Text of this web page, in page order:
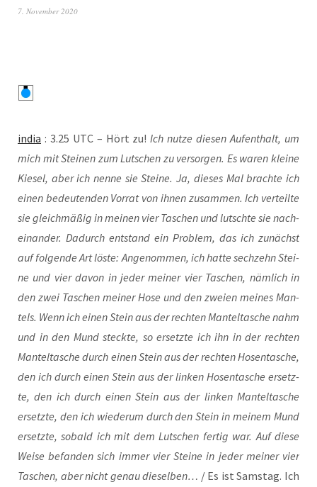
7. November 2020
india : 3.25 UTC – Hört zu!Ich nut­ze die­sen Auf­ent­halt, um
mich mit Stei­nen zum Lut­schen zu ver­sor­gen. Es waren klei­ne
Kie­sel, aber ich nen­ne sie Stei­ne. Ja, die­ses Mal brach­te ich
einen bedeu­ten­den Vor­rat von ihnen zusam­men. Ich ver­teil­te
sie gleich­mä­ßig in mei­nen vier Taschen und lutsch­te sie nach­
ein­an­der. Dadurch ent­stand ein Pro­blem, das ich zunächst
auf fol­gen­de Art lös­te: Ange­nom­men, ich hat­te sech­zehn Stei­
ne und vier davon in jeder mei­ner vier Taschen, näm­lich in
den zwei Taschen mei­ner Hose und den zwei­en mei­nes Man­
tels. Wenn ich einen Stein aus der rech­ten Man­tel­ta­sche nahm
und in den Mund steck­te, so ersetz­te ich ihn in der rech­ten
Man­tel­ta­sche durch einen Stein aus der rech­ten Hosen­ta­sche,
den ich durch einen Stein aus der lin­ken Hosen­ta­sche ersetz­
te, den ich durch einen Stein aus der lin­ken Man­tel­ta­sche
ersetz­te, den ich wie­der­um durch den Stein in mei­nem Mund
ersetz­te, sobald ich mit dem Lut­schen fer­tig war. Auf die­se
Wei­se befan­den sich immer vier Stei­ne in jeder mei­ner vier
Taschen, aber nicht genau die­sel­ben… / Es ist Sams­tag. Ich